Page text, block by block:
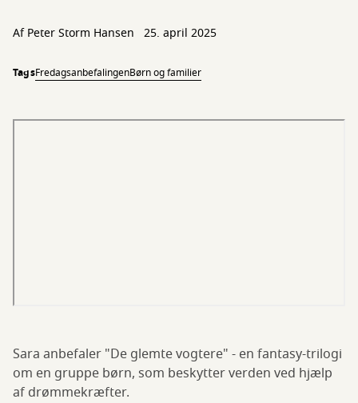
AfPeter Storm Hansen 25. april 2025
TagsFredagsanbefalingenBørn og familier
Sara anbefaler "De glemte vogtere" - en fantasy-trilogi
om en gruppe børn, som beskytter verden ved hjælp
af drømmekræfter.